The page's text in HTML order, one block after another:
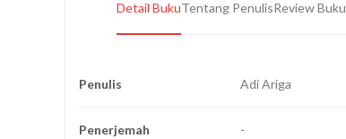
Detail BukuTentang PenulisReview Buku
Penulis Adi Ariga
Penerjemah -